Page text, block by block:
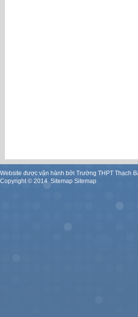
Website được vận hành bởi Trường THPT Thạch
Copyright © 2014 Sitemap Sitemap